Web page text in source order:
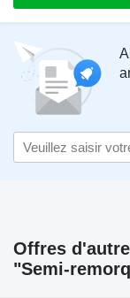
Offres
"Semi-